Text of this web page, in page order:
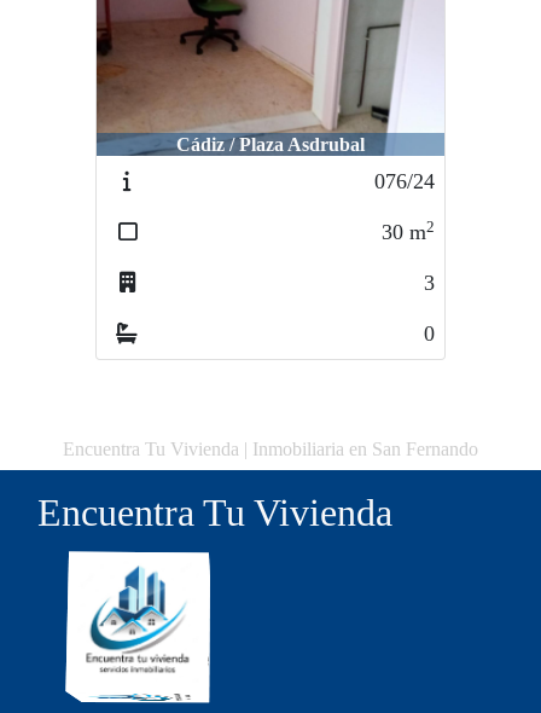
Cádiz / Plaza Asdrubal
076/24
30 m2
3
0
Encuentra Tu Vivienda | Inmobiliaria en San Fernando
Encuentra Tu Vivienda